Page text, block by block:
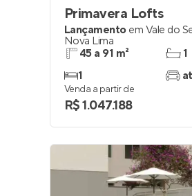
Primavera Lofts
Lançamento em Vale do
Nova Lima
45 a 91 m²
1
1
Venda a partir de
R$ 1.047.188